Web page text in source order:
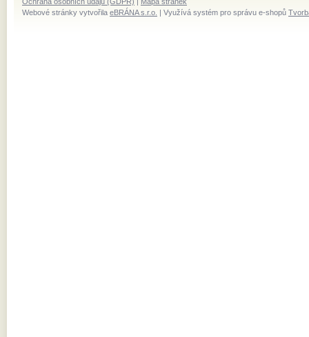
Webové stránky vytvořila eBRÁNA s.r.o. | Využívá systém pro správu e-shopů